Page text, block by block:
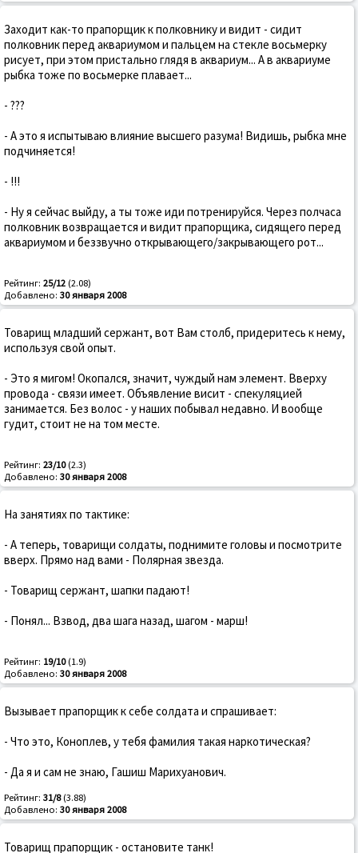
Заходит как-то прапорщик к полковнику и видит - сидит
полковник перед аквариумом и пальцем на стекле восьмерку
рисует, при этом пристально глядя в аквариум... А в аквариуме
рыбка тоже по восьмерке плавает...
- ???
- А это я испытываю влияние высшего разума! Видишь, рыбка мне
подчиняется!
- !!!
- Ну я сейчас выйду, а ты тоже иди потренируйся. Через полчаса
полковник возвращается и видит прапорщика, сидящего перед
аквариумом и беззвучно открывающего/закрывающего рот...
Рейтинг: 25/12 (2.08)
Добавлено: 30 января 2008
Товарищ младший сержант, вот Вам столб, придеритесь к нему,
используя свой опыт.
- Это я мигом! Окопался, значит, чуждый нам элемент. Вверху
провода - связи имеет. Объявление висит - спекуляцией
занимается. Без волос - у наших побывал недавно. И вообще
гудит, стоит не на том месте.
Рейтинг: 23/10(2.3)
Добавлено: 30 января 2008
На занятиях по тактике:
- А теперь, товарищи солдаты, поднимите головы и посмотрите
вверх. Прямо над вами - Полярная звезда.
- Товарищ сержант, шапки падают!
- Понял... Взвод, два шага назад, шагом - марш!
Рейтинг: 19/10(1.9)
Добавлено: 30 января 2008
Вызывает прапорщик к себе солдата и спрашивает:
- Что это, Коноплев, у тебя фамилия такая наркотическая?
- Да я и сам не знаю, Гашиш Марихуанович.
Рейтинг: 31/8(3.88)
Добавлено: 30 января 2008
Товарищ прапорщик - остановите танк!